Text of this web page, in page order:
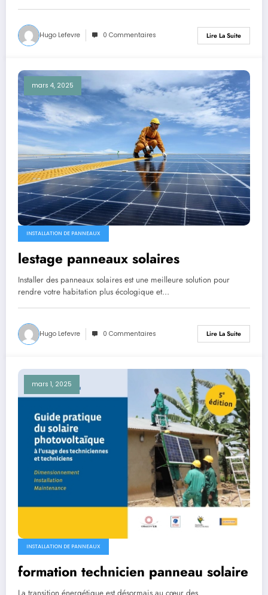
Hugo Lefevre 0 Commentaires Lire La Suite
mars 4, 2025
INSTALLATION DE PANNEAUX
lestage panneaux solaires
Installer des panneaux solaires est une meilleure solution pour
rendre votre habitation plus écologique et…
Hugo Lefevre 0 Commentaires Lire La Suite
mars 1, 2025
INSTALLATION DE PANNEAUX
formation technicien panneau solaire